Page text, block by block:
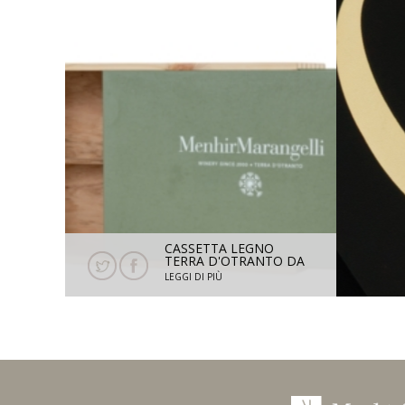
CASSETTA LEGNO
TERRA D'OTRANTO DA
2 BOTTIGLIE
LEGGI DI PIÙ